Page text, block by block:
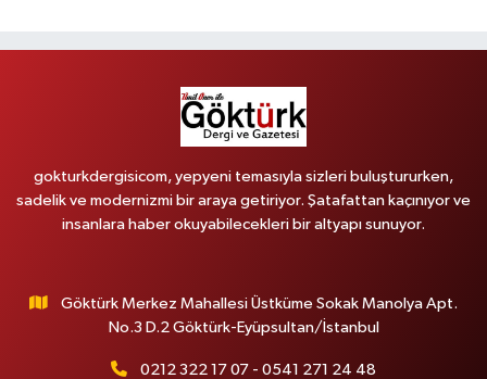
gokturkdergisicom, yepyeni temasıyla sizleri buluştururken,
sadelik ve modernizmi bir araya getiriyor. Şatafattan kaçınıyor ve
insanlara haber okuyabilecekleri bir altyapı sunuyor.
Göktürk Merkez Mahallesi Üstküme Sokak Manolya Apt.
No.3 D.2 Göktürk-Eyüpsultan/İstanbul
0212 322 17 07 - 0541 271 24 48